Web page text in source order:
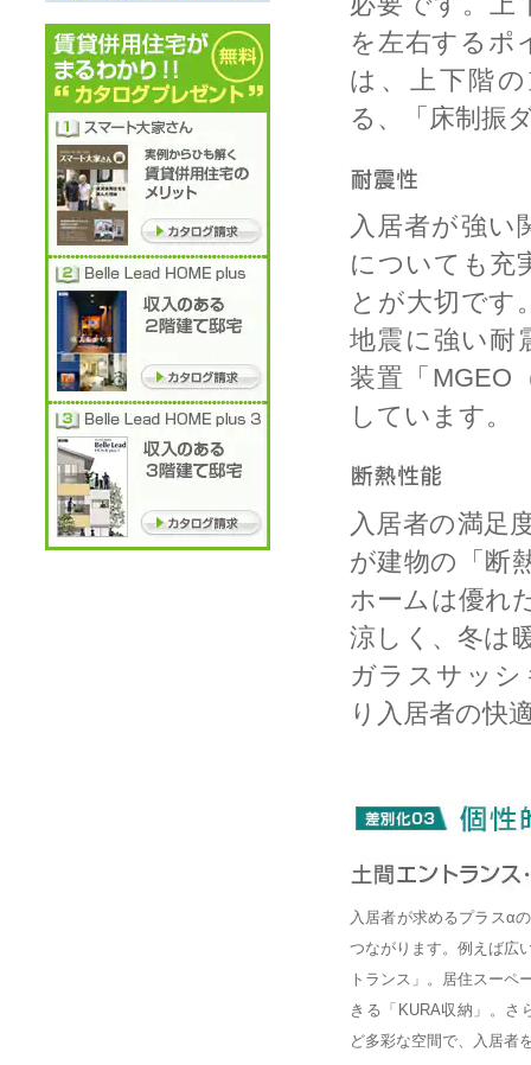
を左右するポ
は、上下階
る、「床制振
入居者が強い
についても充
とが大切です
地震に強い耐
装置「MGEO
しています。
入居者の満足
が建物の「断
ホームは優れ
涼しく、冬は
ガラスサッ
り入居者の快
入居者が求めるプラスα
つながります。例えば広
トランス」。居住スーペ
きる「KURA収納」。さ
ど多彩な空間で、入居者